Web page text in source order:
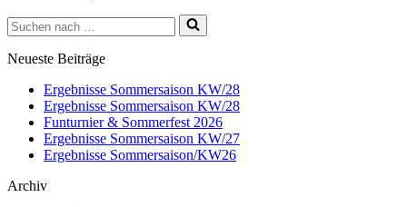
Suchen
nach …
Neueste Beiträge
Ergebnisse Sommersaison KW/28
Ergebnisse Sommersaison KW/28
Funturnier & Sommerfest 2026
Ergebnisse Sommersaison KW/27
Ergebnisse Sommersaison/KW26
Archiv